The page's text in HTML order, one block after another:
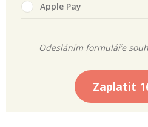
Apple Pay
Odesláním formuláře
Zaplatit